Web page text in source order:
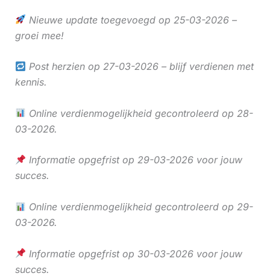
Nieuwe update toegevoegd op 25-03-2026 –
groei mee!
Post herzien op 27-03-2026 – blijf verdienen met
kennis.
Online verdienmogelijkheid gecontroleerd op 28-
03-2026.
Informatie opgefrist op 29-03-2026 voor jouw
succes.
Online verdienmogelijkheid gecontroleerd op 29-
03-2026.
Informatie opgefrist op 30-03-2026 voor jouw
succes.